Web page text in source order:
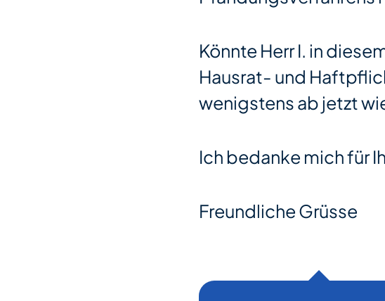
Könnte Herr I. in
Hausrat- und
wenigstens ab jetzt
Ich bedanke mich für
Freundliche Grüsse